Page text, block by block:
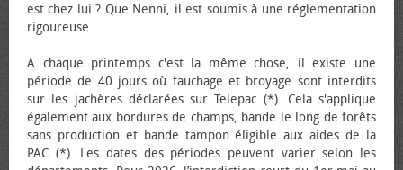
est chez lui ? Que Nenni, il est soumis à une réglementation
rigoureuse.
A chaque printemps c'est la même chose, il existe une
période de 40 jours où fauchage et broyage sont interdits
sur les jachères déclarées sur Telepac (*). Cela s'applique
également aux bordures de champs, bande le long de forêts
sans production et bande tampon éligible aux aides de la
PAC (*). Les dates des périodes peuvent varier selon les